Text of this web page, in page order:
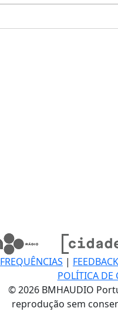
FREQUÊNCIAS | FEEDBACK
POLÍTICA DE
© 2026 BMHAUDIO
reprodução sem